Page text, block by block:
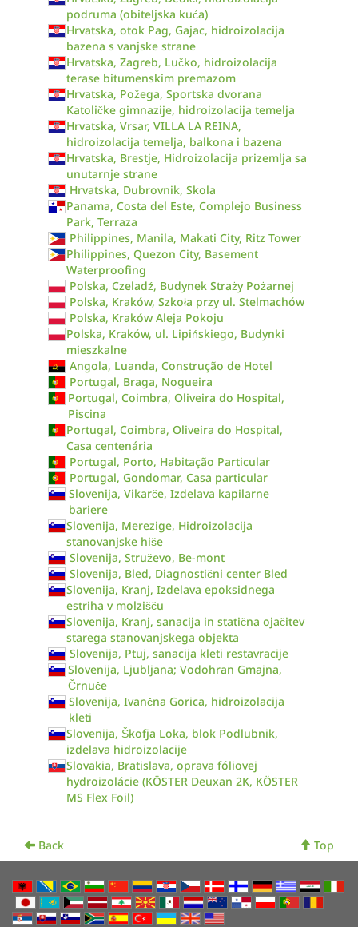
podruma (obiteljska kuća)
Hrvatska, otok Pag, Gajac, hidroizolacija
bazena s vanjske strane
Hrvatska, Zagreb, Lučko, hidroizolacija
terase bitumenskim premazom
Hrvatska, Požega, Sportska dvorana
Katoličke gimnazije, hidroizolacija temelja
Hrvatska, Vrsar, VILLA LA REINA,
hidroizolacija temelja, balkona i bazena
Hrvatska, Brestje, Hidroizolacija prizemlja sa
unutarnje strane
Hrvatska, Dubrovnik, Skola
Panama, Costa del Este, Complejo Business
Park, Terraza
Philippines, Manila, Makati City, Ritz Tower
Philippines, Quezon City, Basement
Waterproofing
Polska, Czeladź, Budynek Straży Pożarnej
Polska, Kraków, Szkoła przy ul. Stelmachów
Polska, Kraków Aleja Pokoju
Polska, Kraków, ul. Lipińskiego, Budynki
mieszkalne
Angola, Luanda, Construção de Hotel
Portugal, Braga, Nogueira
Portugal, Coimbra, Oliveira do Hospital,
Piscina
Portugal, Coimbra, Oliveira do Hospital,
Casa centenária
Portugal, Porto, Habitação Particular
Portugal, Gondomar, Casa particular
Slovenija, Vikarče, Izdelava kapilarne
bariere
Slovenija, Merezige, Hidroizolacija
stanovanjske hiše
Slovenija, Struževo, Be-mont
Slovenija, Bled, Diagnostični center Bled
Slovenija, Kranj, Izdelava epoksidnega
estriha v molzišču
Slovenija, Kranj, sanacija in statična ojačitev
starega stanovanjskega objekta
Slovenija, Ptuj, sanacija kleti restavracije
Slovenija, Ljubljana; Vodohran Gmajna,
Črnuče
Slovenija, Ivančna Gorica, hidroizolacija
kleti
Slovenija, Škofja Loka, blok Podlubnik,
izdelava hidroizolacije
Slovakia, Bratislava, oprava fóliovej
hydroizolácie (KÖSTER Deuxan 2K, KÖSTER
MS Flex Foil)
Back Top